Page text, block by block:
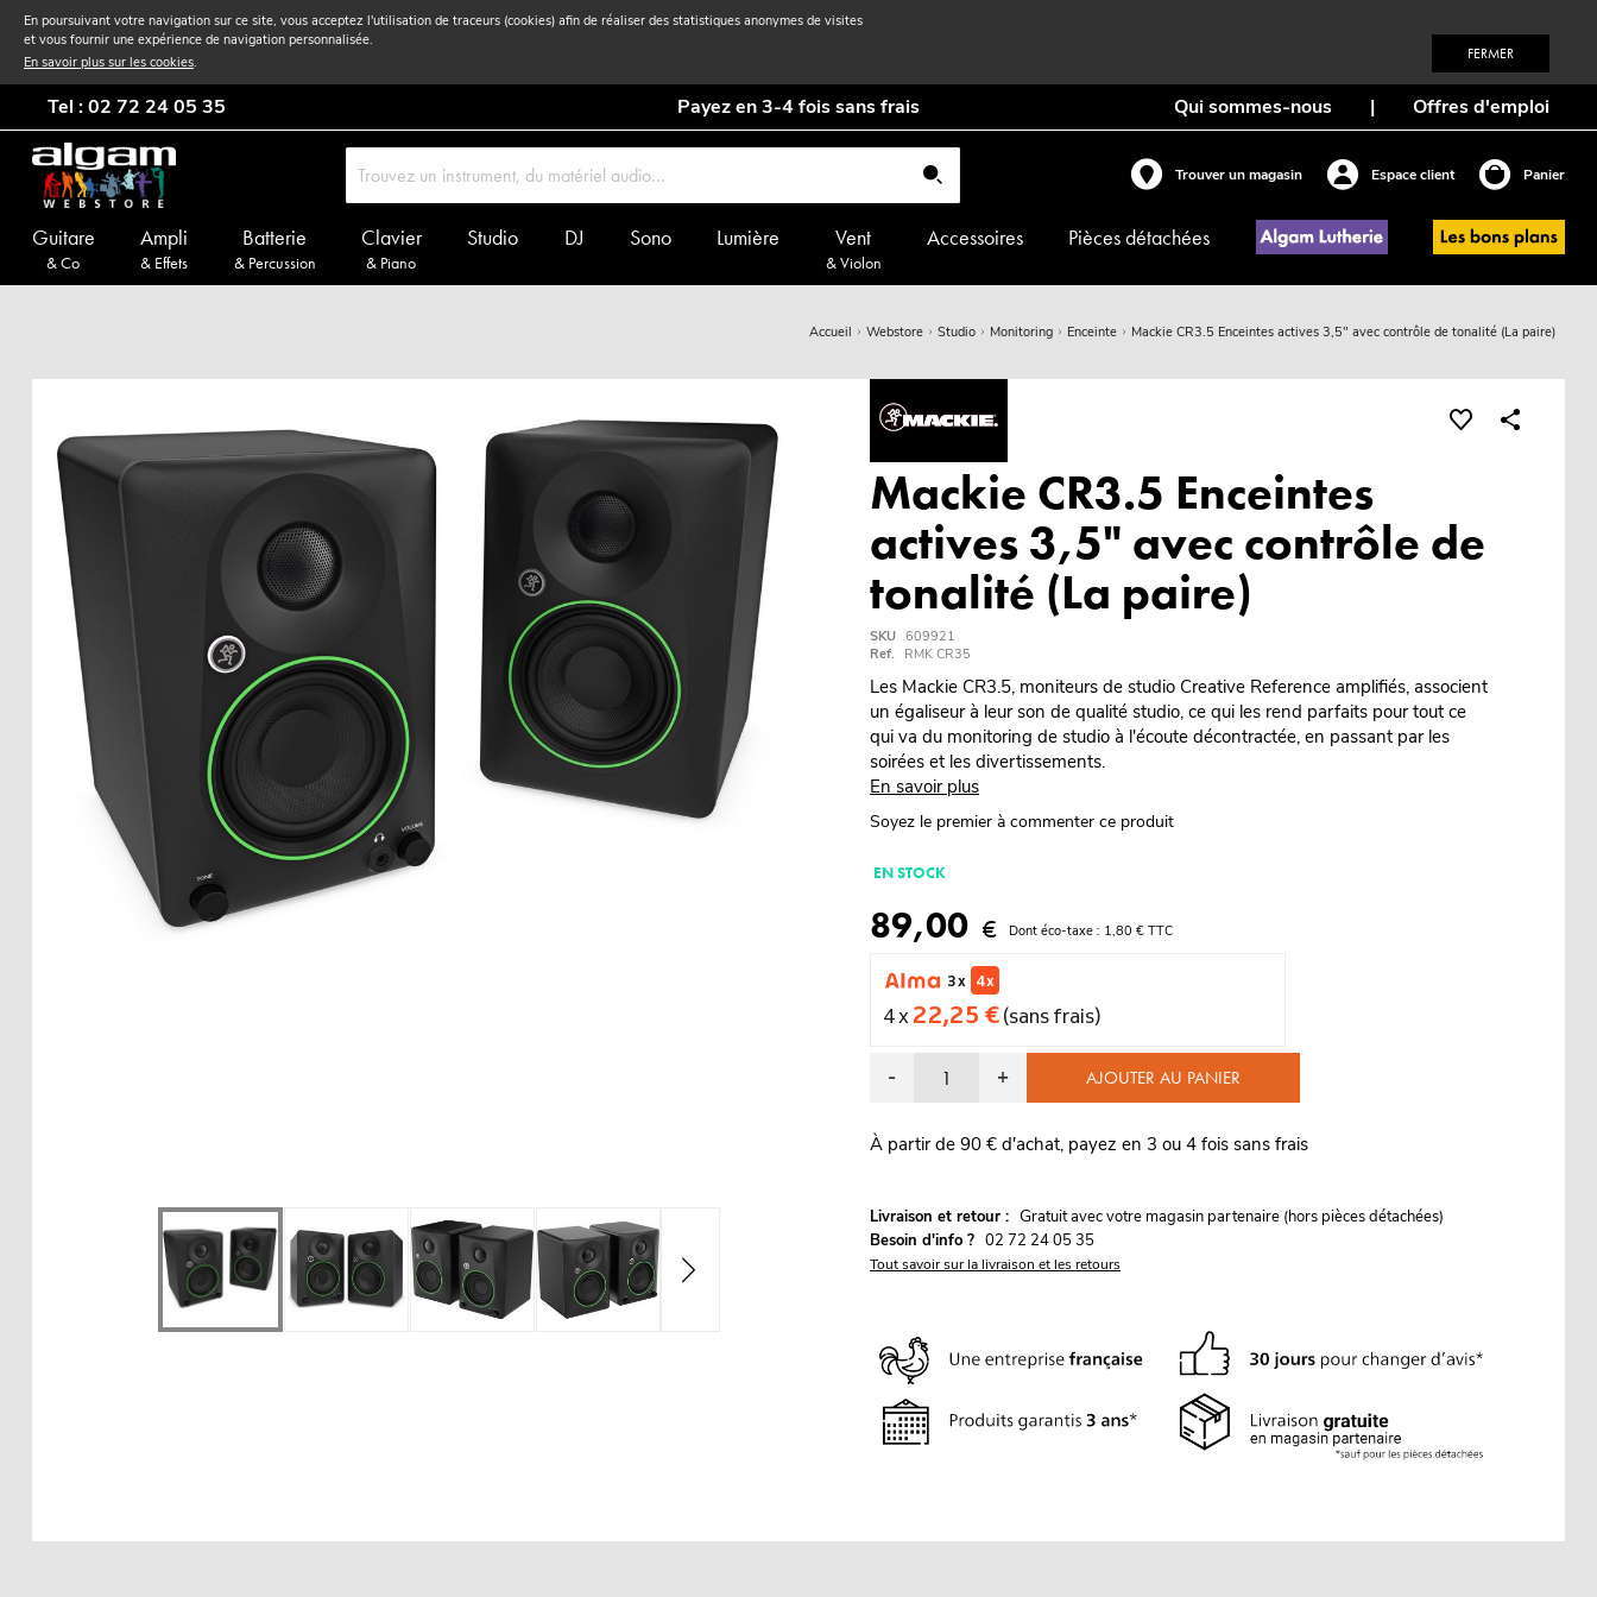
En poursuivant votre navigation sur ce site, vous acceptez l'utilisation de traceurs (cookies) afin de réaliser des statistiques anonymes de visites
et vous fournir une expérience de navigation personnalisée.
En savoir plus sur les cookies. FERMER
Tel : 02 72 24 05 35 Payez en 3-4 fois sans frais Qui sommes-nous | Offres d'emploi
Trouver un magasin Espace client Panier
Guitare
& Co
Ampli
& Effets
Batterie
& Percussion
Clavier
& Piano
Studio DJ Sono Lumière Vent
& Violon
Accessoires Pièces détachées
Accueil Webstore Studio Monitoring Enceinte Mackie CR3.5 Enceintes actives 3,5" avec contrôle de tonalité (La paire)
Mackie CR3.5 Enceintes
actives 3,5" avec contrôle de
tonalité (La paire)
SKU 609921
Ref.
RMK CR35
Les Mackie CR3.5, moniteurs de studio Creative Reference amplifiés, associent
un égaliseur à leur son de qualité studio, ce qui les rend parfaits pour tout ce
qui va du monitoring de studio à l'écoute décontractée, en passant par les
soirées et les divertissements.
En savoir plus
Soyez le premier à commenter ce produit
EN STOCK
89,00 € Dont éco-taxe : 1,80 € TTC
3 x 4 x
4 x 22,25 €(sans frais)
- + AJOUTER AU PANIER
À partir de 90 € d'achat, payez en 3 ou 4 fois sans frais
Livraison et retour : Gratuit avec votre magasin partenaire (hors pièces détachées)
Besoin d'info ? 02 72 24 05 35
Tout savoir sur la livraison et les retours